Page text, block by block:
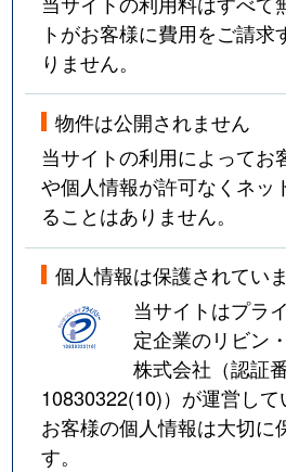
トがお客様に費用をご請求
りません。
物件は公開されません
当サイトの利用によってお
や個人情報が許可なくネッ
ることはありません。
個人情報は保護されてい
当サイトはプラ
定企業のリビン
株式会社（認証
10830322(10)）が運営して
お客様の個人情報は大切に
す。